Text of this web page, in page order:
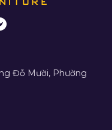
Đỗ Mười, Phường